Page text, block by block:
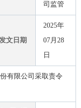
司监管
文日期
2025年
07月28
日
有限公司采取责令